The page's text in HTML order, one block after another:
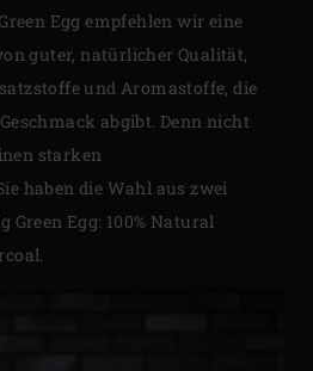
Egg empfehlen wir eine
guter, natürlicher Qualität,
und Aromastoffe, die
abgibt. Denn nicht
starken
haben die Wahl aus zwei
Egg: 100% Natural